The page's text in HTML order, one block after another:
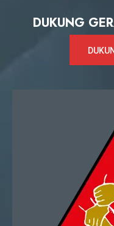
DUKUNG